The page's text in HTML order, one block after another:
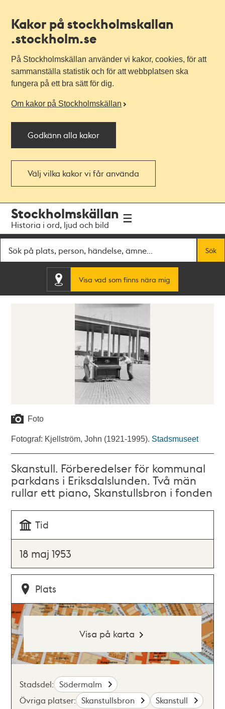
Kakor på stockholmskallan
.stockholm.se
På Stockholmskällan använder vi kakor, cookies, för att
sammanställa statistik och för att webbplatsen ska
fungera på ett bra sätt för dig.
Om kakor på Stockholmskällan
Godkänn alla kakor
Välj vilka kakor vi får använda
navigationen
huvudinnehållet
Stockholmskällan
Historia i ord, ljud och bild
Sök
Visa vad som finns nära mig
Foto
Fotograf: Kjellström, John (1921-1995). Stadsmuseet
Skanstull. Förberedelser för kommunal
parkdans i Eriksdalslunden. Två män
rullar ett piano, Skanstullsbron i fonden
Tid
18 maj 1953
Plats
Visa på karta
Stadsdel: Södermalm
Övriga platser: Skanstullsbron Skanstull